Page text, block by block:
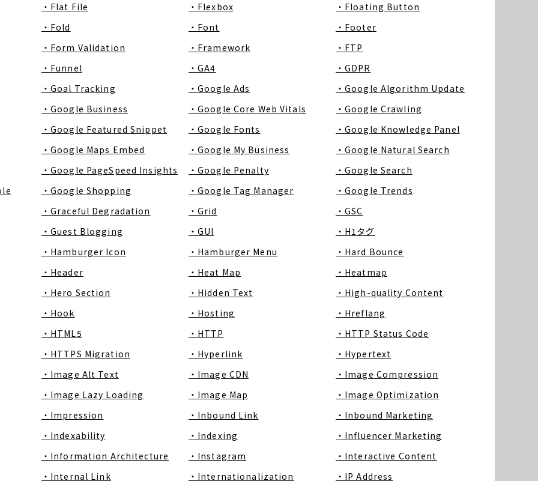
・Flat File
・Flexbox
・Floating Button
・Fold
・Font
・Footer
・Form Validation
・Framework
・FTP
・Funnel
・GA4
・GDPR
・Goal Tracking
・Google Ads
・Google Algorithm Update
・Google Business
・Google Core Web Vitals
・Google Crawling
・Google Featured Snippet
・Google Fonts
・Google Knowledge Panel
・Google Maps Embed
・Google My Business
・Google Natural Search
・Google PageSpeed Insights
・Google Penalty
・Google Search
・Google Shopping ・Google Tag Manager
・Google Trends
・Graceful Degradation
・Grid
・GSC
・Guest Blogging
・GUI
・H1タグ
・Hamburger Icon
・Hamburger Menu
・Hard Bounce
・Header
・Heat Map
・Heatmap
・Hero Section
・Hidden Text
・High-quality Content
・Hook
・Hosting
・Hreflang
・HTML5
・HTTP
・HTTP Status Code
・HTTPS Migration
・Hyperlink
・Hypertext
・Image Alt Text
・Image CDN
・Image Compression
・Image Lazy Loading
・Image Map
・Image Optimization
・Impression
・Inbound Link
・Inbound Marketing
・Indexability
・Indexing
・Influencer Marketing
・Information Architecture
・Instagram
・Interactive Content
・Internal Link
・Internationalization ・IP Address